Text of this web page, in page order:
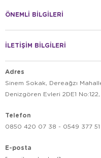
ÖNEMLİ BİLGİLERİ
İLETİŞİM BİLGİLERİ
Adres
Sinem Sokak, Dereağzı
Denizgören Evleri 2DE1
Telefon
0850 420 07 38 - 0549 377 51
E-posta